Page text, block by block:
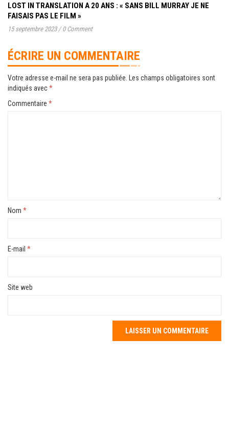
LOST IN TRANSLATION A 20 ANS : « SANS BILL MURRAY JE NE
FAISAIS PAS LE FILM »
15 septembre 2023 / 0 Comment
ÉCRIRE UN COMMENTAIRE
Votre adresse e-mail ne sera pas publiée. Les champs obligatoires sont
indiqués avec*
Commentaire *
Nom *
E-mail *
Site web